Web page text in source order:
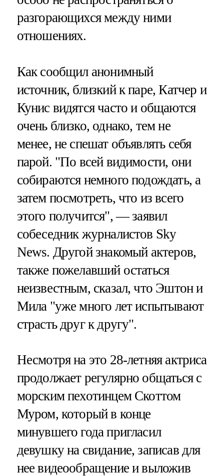
разгорающихся между ними
отношениях.
Как сообщил анонимный
источник, близкий к паре, Катчер и
Кунис видятся часто и общаются
очень близко, однако, тем не
менее, не спешат объявлять себя
парой. "По всей видимости, они
собираются немного подождать, а
затем посмотреть, что из всего
этого получится", — заявил
собеседник журналистов Sky
News. Другой знакомый актеров,
также пожелавший остаться
неизвестным, сказал, что Эштон и
Мила "уже много лет испытывают
страсть друг к другу".
Несмотря на это 28-летняя актриса
продолжает регулярно общаться с
морским пехотинцем Скоттом
Муром, который в конце
минувшего года пригласил
девушку на свидание, записав для
нее видеообращение и выложив